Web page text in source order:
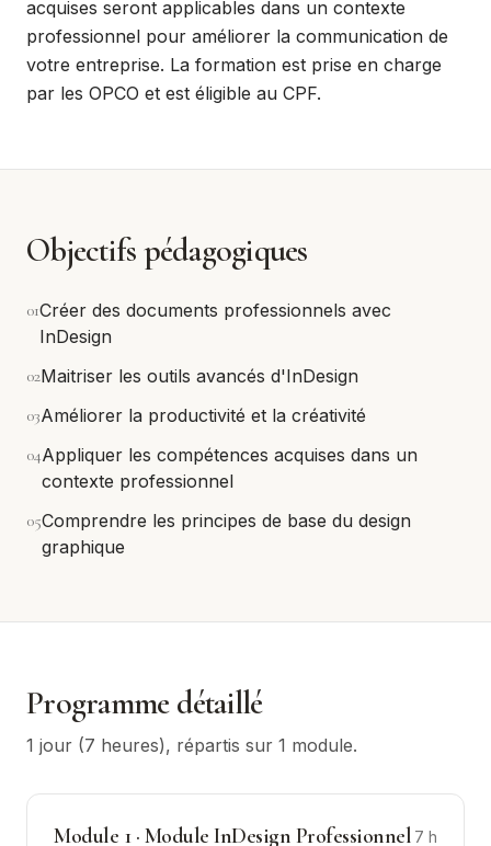
acquises seront applicables dans un contexte
professionnel pour améliorer la communication de
votre entreprise. La formation est prise en charge
par les OPCO et est éligible au CPF.
Objectifs pédagogiques
01Créer des documents professionnels avec
InDesign
02Maitriser les outils avancés d'InDesign
03Améliorer la productivité et la créativité
04Appliquer les compétences acquises dans un
contexte professionnel
05Comprendre les principes de base du design
graphique
Programme détaillé
1 jour (7 heures), répartis sur 1 module.
Module 1· Module InDesign Professionnel 7 h